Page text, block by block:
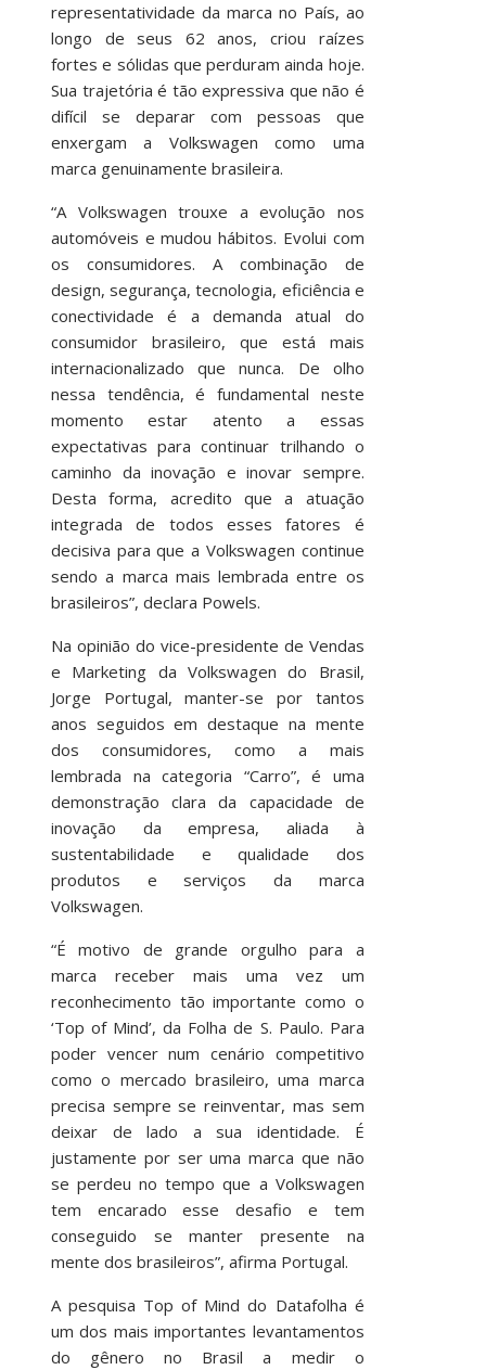
representatividade da marca no País, ao
longo de seus 62 anos, criou raízes
fortes e sólidas que perduram ainda hoje.
Sua trajetória é tão expressiva que não é
difícil se deparar com pessoas que
enxergam a Volkswagen como uma
marca genuinamente brasileira.
“A Volkswagen trouxe a evolução nos
automóveis e mudou hábitos. Evolui com
os consumidores. A combinação de
design, segurança, tecnologia, eficiência e
conectividade é a demanda atual do
consumidor brasileiro, que está mais
internacionalizado que nunca. De olho
nessa tendência, é fundamental neste
momento estar atento a essas
expectativas para continuar trilhando o
caminho da inovação e inovar sempre.
Desta forma, acredito que a atuação
integrada de todos esses fatores é
decisiva para que a Volkswagen continue
sendo a marca mais lembrada entre os
brasileiros”, declara Powels.
Na opinião do vice-presidente de Vendas
e Marketing da Volkswagen do Brasil,
Jorge Portugal, manter-se por tantos
anos seguidos em destaque na mente
dos consumidores, como a mais
lembrada na categoria “Carro”, é uma
demonstração clara da capacidade de
inovação da empresa, aliada à
sustentabilidade e qualidade dos
produtos e serviços da marca
Volkswagen.
“É motivo de grande orgulho para a
marca receber mais uma vez um
reconhecimento tão importante como o
‘Top of Mind’, da Folha de S. Paulo. Para
poder vencer num cenário competitivo
como o mercado brasileiro, uma marca
precisa sempre se reinventar, mas sem
deixar de lado a sua identidade. É
justamente por ser uma marca que não
se perdeu no tempo que a Volkswagen
tem encarado esse desafio e tem
conseguido se manter presente na
mente dos brasileiros”, afirma Portugal.
A pesquisa Top of Mind do Datafolha é
um dos mais importantes levantamentos
do gênero no Brasil a medir o